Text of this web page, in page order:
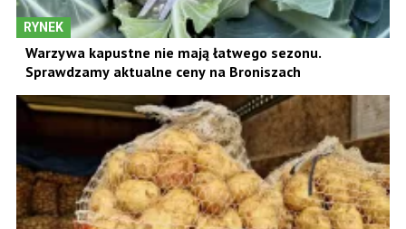
RYNEK
Warzywa kapustne nie mają łatwego sezonu.
Sprawdzamy aktualne ceny na Broniszach